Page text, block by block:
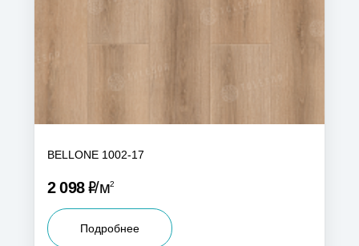
BELLONE 1002-17
2 098Р м2
Подробнее